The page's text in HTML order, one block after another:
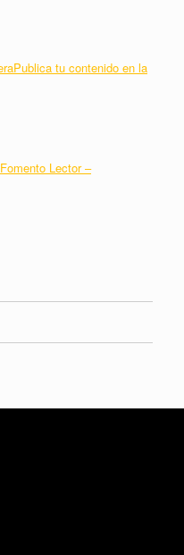
Publica tu contenido en la
Fomento Lector –